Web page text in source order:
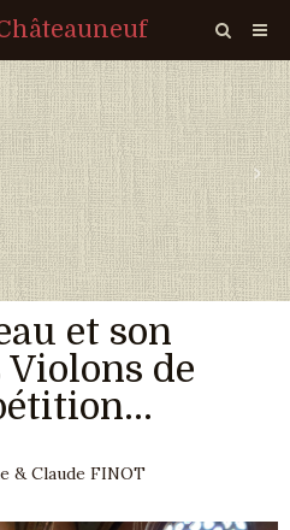
›
et son
de
& Claude FINOT